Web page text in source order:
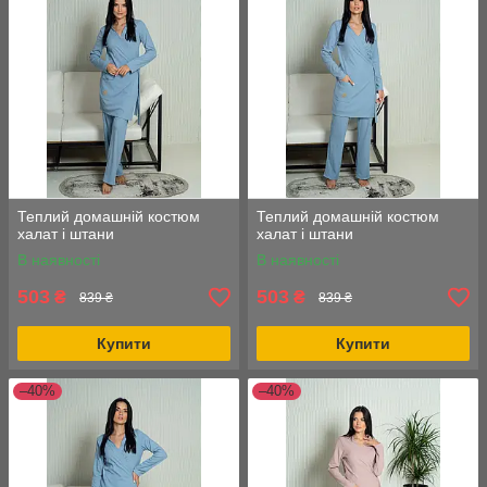
Теплий домашній костюм
халат і штани
В наявності
503 ₴ 839 ₴
Купити
Теплий домашній костюм
халат і штани
В наявності
503 ₴ 839 ₴
Купити
–40% –40%